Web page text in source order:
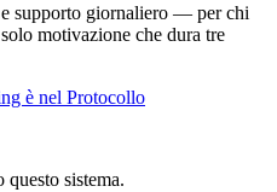
supporto giornaliero — per chi
motivazione che dura tre
è nel Protocollo
questo sistema.